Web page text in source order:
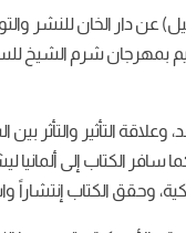
شرم الشيخ
وعلاقة التأثير والتأثر
سافر الكتاب إلى
وحقق الكتاب إنتشاراً